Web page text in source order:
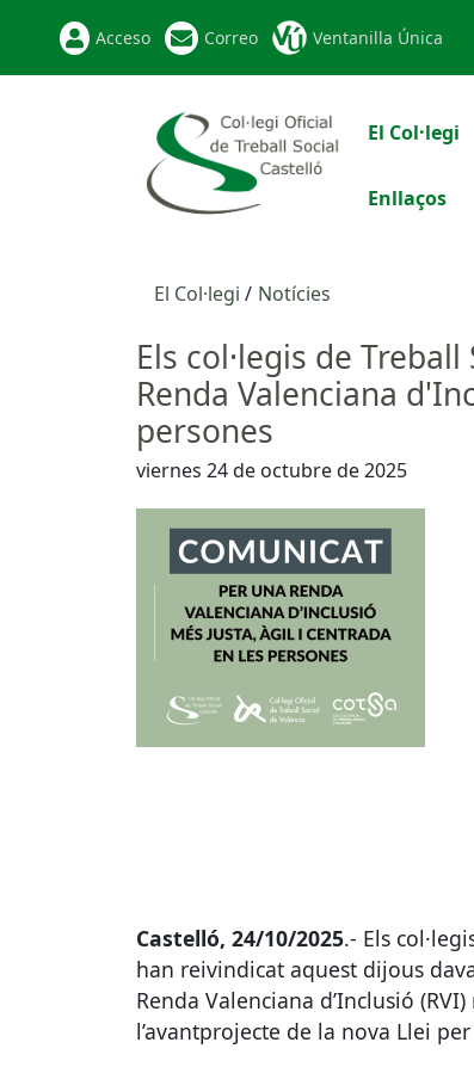
Acceso Correo Ventanilla Única
El Col·legi
Enllaços
El Col·legi Notícies
Els col·legis de
Renda Valenciana
persones
viernes 24 de octubre de 2025
Castelló, 24/10/2025.- Els
han reivindicat aquest dijous
Renda Valenciana d’Inclusió (RVI)
l’avantprojecte de la nova Llei